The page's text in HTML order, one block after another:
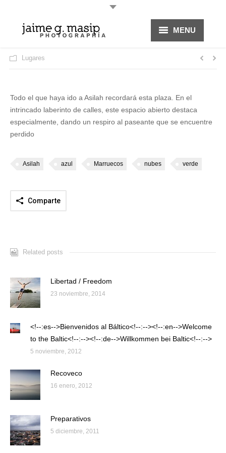
MENU
FOTOGRAFÍA
Lugares
Todo el que haya ido a Asilah recordará esta plaza. En el
intrincado laberinto de calles, este espacio abierto destaca
especialmente, dando un respiro al paseante que se encuentre
perdido
Asilah azul Marruecos nubes verde
Comparte
Related posts
Libertad / Freedom
23 noviembre, 2014
<!--:es-->Bienvenidos al Báltico<!--:--><!--:en-->Welcome
to the Baltic<!--:--><!--:de-->Willkommen bei Baltic<!--:-->
5 noviembre, 2012
Recoveco
16 enero, 2012
Preparativos
5 diciembre, 2011